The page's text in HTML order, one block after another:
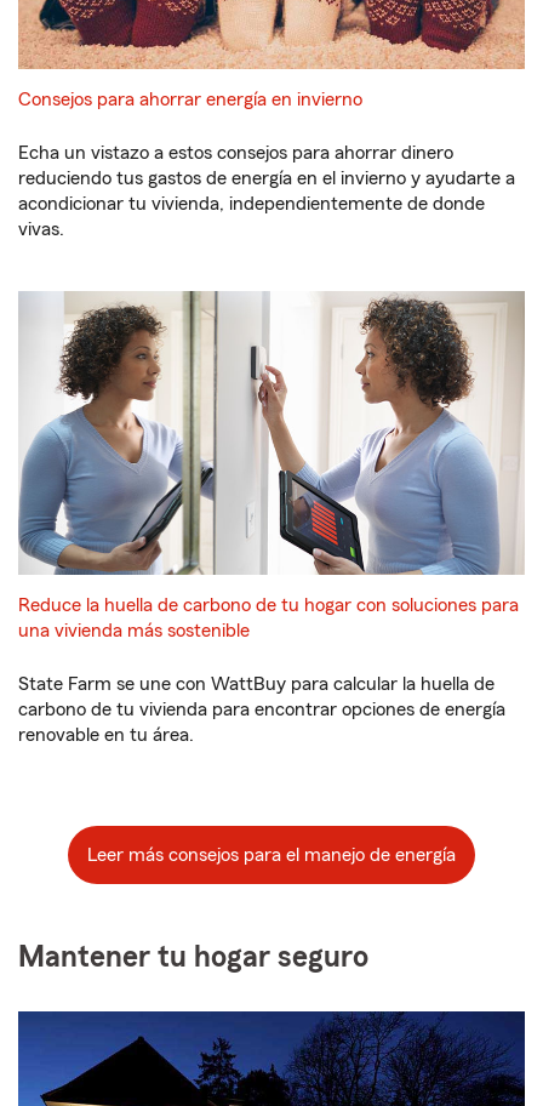
Consejos para ahorrar energía en invierno
Echa un vistazo a estos consejos para ahorrar dinero
reduciendo tus gastos de energía en el invierno y ayudarte a
acondicionar tu vivienda, independientemente de donde
vivas.
Reduce la huella de carbono de tu hogar con soluciones para
una vivienda más sostenible
State Farm se une con WattBuy para calcular la huella de
carbono de tu vivienda para encontrar opciones de energía
renovable en tu área.
Leer más consejos para el manejo de energía
Mantener tu hogar seguro